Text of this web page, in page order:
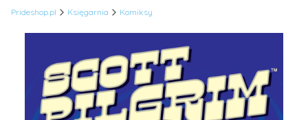
Prideshop.pl Księgarnia Komiksy